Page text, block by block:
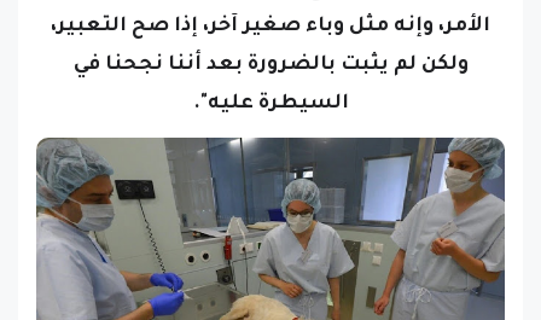
الأمر، وإنه مثل وباء صغير آخر، إذا صح التعبير،
ولكن لم يثبت بالضرورة بعد أننا نجحنا في
السيطرة عليه".